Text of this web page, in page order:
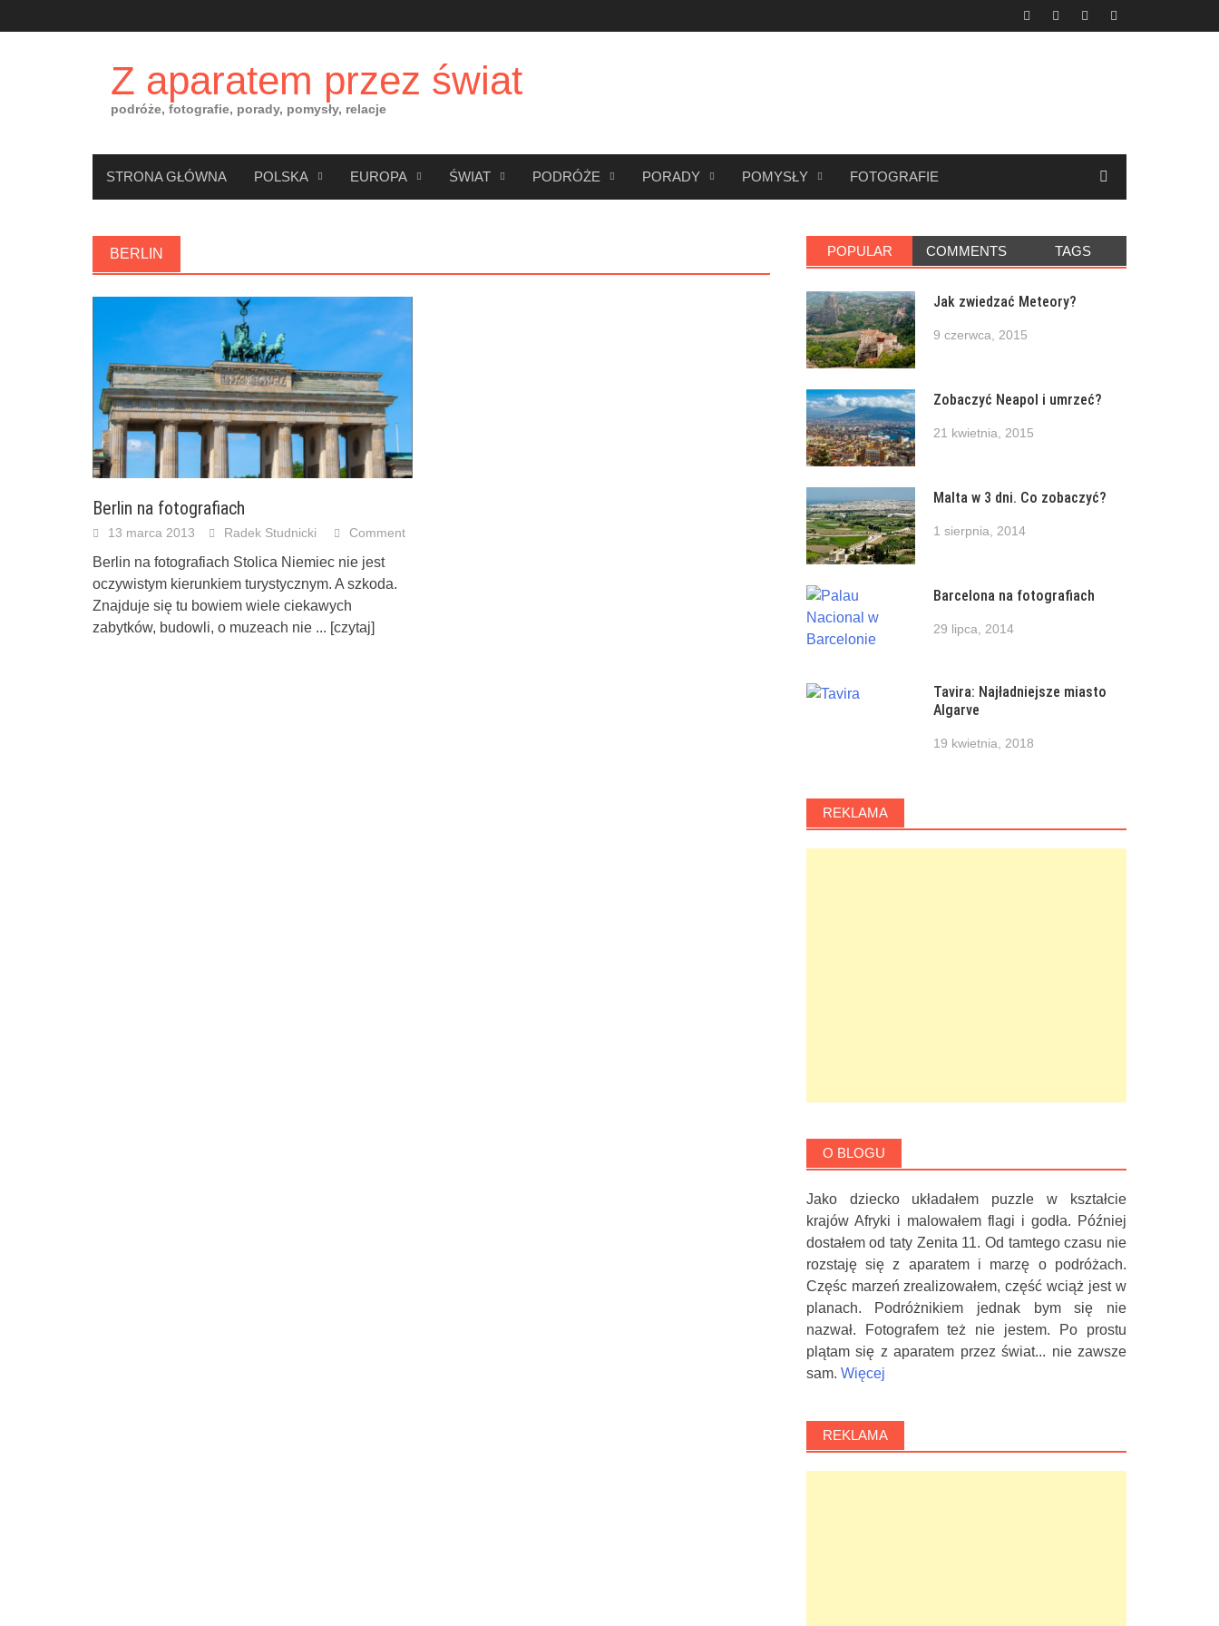
to
Z aparatem przez świat
podróże, fotografie, porady, pomysły, relacje
STRONA GŁÓWNA POLSKA EUROPA ŚWIAT PODRÓŻE PORADY POMYSŁY FOTOGRAFIE
BERLIN
Berlin na fotografiach
13 marca 2013 Radek Studnicki Comment
Berlin na fotografiach Stolica Niemiec nie jest
oczywistym kierunkiem turystycznym. A szkoda.
Znajduje się tu bowiem wiele ciekawych
zabytków, budowli, o muzeach nie ... [czytaj]
POPULAR COMMENTS TAGS
Jak zwiedzać Meteory?
9 czerwca, 2015
Zobaczyć Neapol i umrzeć?
21 kwietnia, 2015
Malta w 3 dni. Co zobaczyć?
1 sierpnia, 2014
Barcelona na fotografiach
29 lipca, 2014
Tavira: Najładniejsze miasto
Algarve
19 kwietnia, 2018
REKLAMA
O BLOGU
Jako dziecko układałem puzzle w kształcie
krajów Afryki i malowałem flagi i godła. Później
dostałem od taty Zenita 11. Od tamtego czasu nie
rozstaję się z aparatem i marzę o podróżach.
Częśc marzeń zrealizowałem, część wciąż jest w
planach. Podróżnikiem jednak bym się nie
nazwał. Fotografem też nie jestem. Po prostu
plątam się z aparatem przez świat... nie zawsze
sam. Więcej
REKLAMA